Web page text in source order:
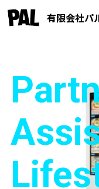
有限会社パ